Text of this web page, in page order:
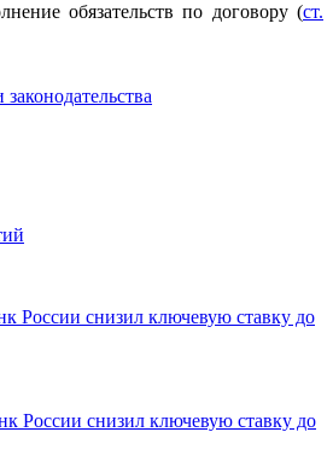
обязательств по договору (ст.
России снизил ключевую ставку до
России снизил ключевую ставку до